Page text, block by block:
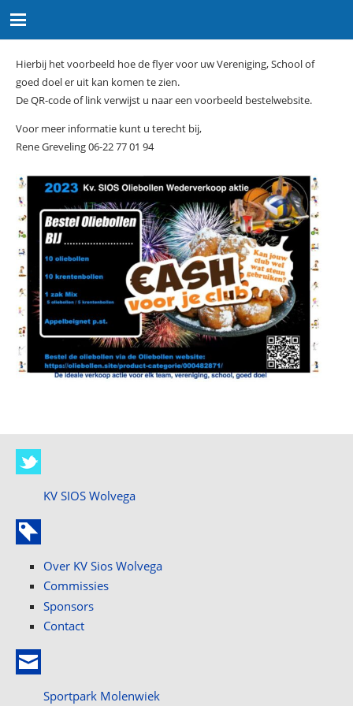
Hierbij het voorbeeld hoe de flyer voor uw Vereniging, School of
goed doel er uit kan komen te zien.
De QR-code of link verwijst u naar een voorbeeld bestelwebsite.
Voor meer informatie kunt u terecht bij,
Rene Greveling 06-22 77 01 94
KV SIOS Wolvega
Over KV Sios Wolvega
Commissies
Sponsors
Contact
Sportpark Molenwiek